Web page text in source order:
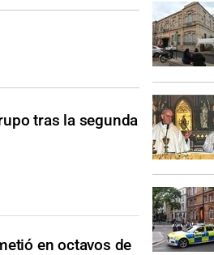
tras la segunda
en octavos de